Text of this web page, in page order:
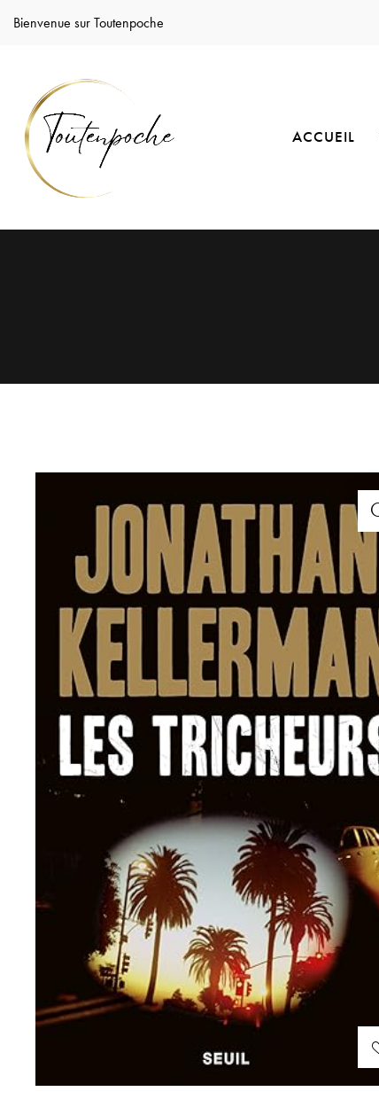
Bienvenue sur Toutenpoche
ACCUEIL